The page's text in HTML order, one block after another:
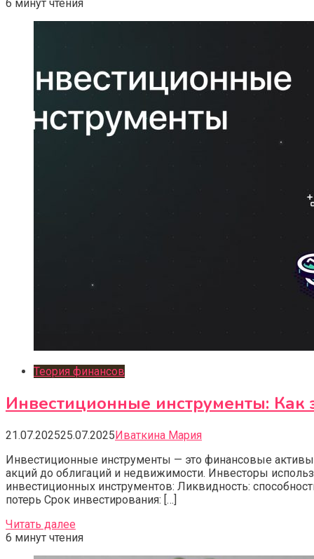
6 минут чтения
Теория финансов
Инвестиционные инструменты:
21.07.202525.07.2025Иваткина Мария
Инвестиционные инструменты — это финансовые
акций до облигаций и недвижимости. Инвесторы
инвестиционных инструментов: Ликвидность:
потерь Срок инвестирования: […]
Читать далее
6 минут чтения